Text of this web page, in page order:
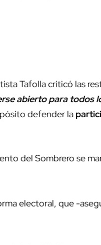
Tafolla criticó las
abierto para todos
defender la
del Sombrero se
electoral, que -